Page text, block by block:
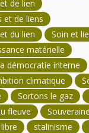
de lien
et de liens
du lien
Soin et
matérielle
démocratie interne
climatique
Sortons le gaz
fleuve
stalinisme